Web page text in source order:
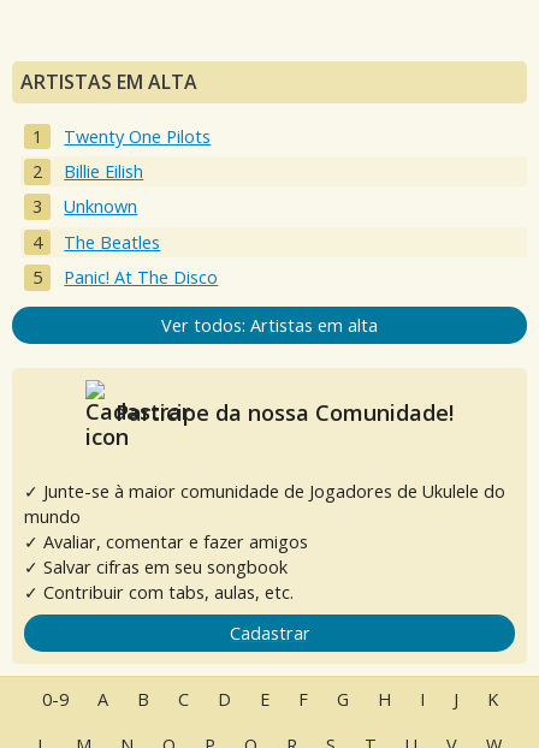
ARTISTAS EM ALTA
Twenty One Pilots
Billie Eilish
Unknown
The Beatles
Panic! At The Disco
Ver todos: Artistas em alta
Participe da nossa Comunidade!
✓ Junte-se à maior comunidade de Jogadores de Ukulele do
mundo
✓ Avaliar, comentar e fazer amigos
✓ Salvar cifras em seu songbook
✓ Contribuir com tabs, aulas, etc.
Cadastrar
0-9 A B C D E F G H I J
K